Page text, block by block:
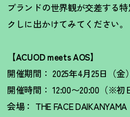
ブランドの世界観が交差する
クしに出かけてみてください。
【ACUOD meets AOS】
開催期間： 2025年4月25日（
開催時間： 12:00〜20:00（※初
会場： THE FACE